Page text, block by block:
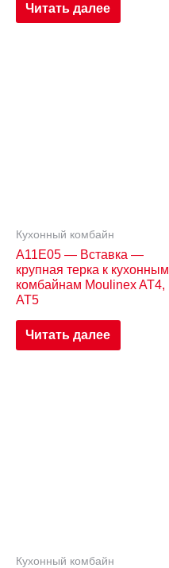
Читать далее
Кухонный комбайн
A11E05 — Вставка —
крупная терка к кухонным
комбайнам Moulinex AT4,
AT5
Читать далее
Кухонный комбайн